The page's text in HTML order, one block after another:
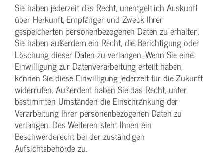
Sie haben jederzeit das Recht, unentgeltlich Auskunft
über Herkunft, Empfänger und Zweck Ihrer
gespeicherten personenbezogenen Daten zu erhalten.
Sie haben außerdem ein Recht, die Berichtigung oder
Löschung dieser Daten zu verlangen. Wenn Sie eine
Einwilligung zur Datenverarbeitung erteilt haben,
können Sie diese Einwilligung jederzeit für die Zukunft
widerrufen. Außerdem haben Sie das Recht, unter
bestimmten Umständen die Einschränkung der
Verarbeitung Ihrer personenbezogenen Daten zu
verlangen. Des Weiteren steht Ihnen ein
Beschwerderecht bei der zuständigen
Aufsichtsbehörde zu.